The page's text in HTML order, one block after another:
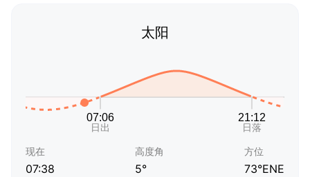
太阳
现在
07:38
高度角
5°
方位
73°ENE